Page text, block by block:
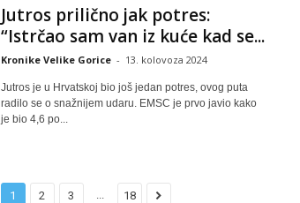
Jutros prilično jak potres:
“Istrčao sam van iz kuće kad se...
Kronike Velike Gorice - 13. kolovoza 2024
Jutros je u Hrvatskoj bio još jedan potres, ovog puta
radilo se o snažnijem udaru. EMSC je prvo javio kako
je bio 4,6 po...
1 2 3 ... 18